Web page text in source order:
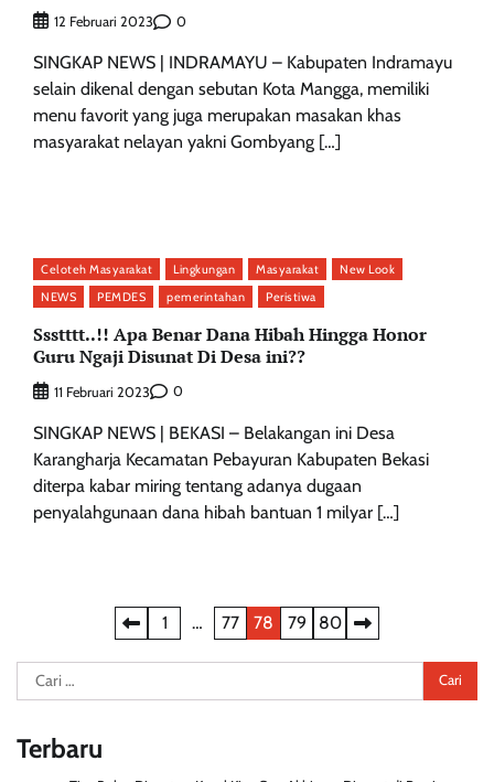
12 Februari 2023 0
SINGKAP NEWS | INDRAMAYU – Kabupaten Indramayu
selain dikenal dengan sebutan Kota Mangga, memiliki
menu favorit yang juga merupakan masakan khas
masyarakat nelayan yakni Gombyang […]
Celoteh Masyarakat Lingkungan Masyarakat
New Look
NEWS
PEMDES pemerintahan Peristiwa
Ssstttt..!! Apa Benar Dana Hibah Hingga Honor
Guru Ngaji Disunat Di Desa ini??
11 Februari 2023 0
SINGKAP NEWS | BEKASI – Belakangan ini Desa
Karangharja Kecamatan Pebayuran Kabupaten Bekasi
diterpa kabar miring tentang adanya dugaan
penyalahgunaan dana hibah bantuan 1 milyar […]
pos
1 … 77 78 79 80
Cari
untuk:
Terbaru